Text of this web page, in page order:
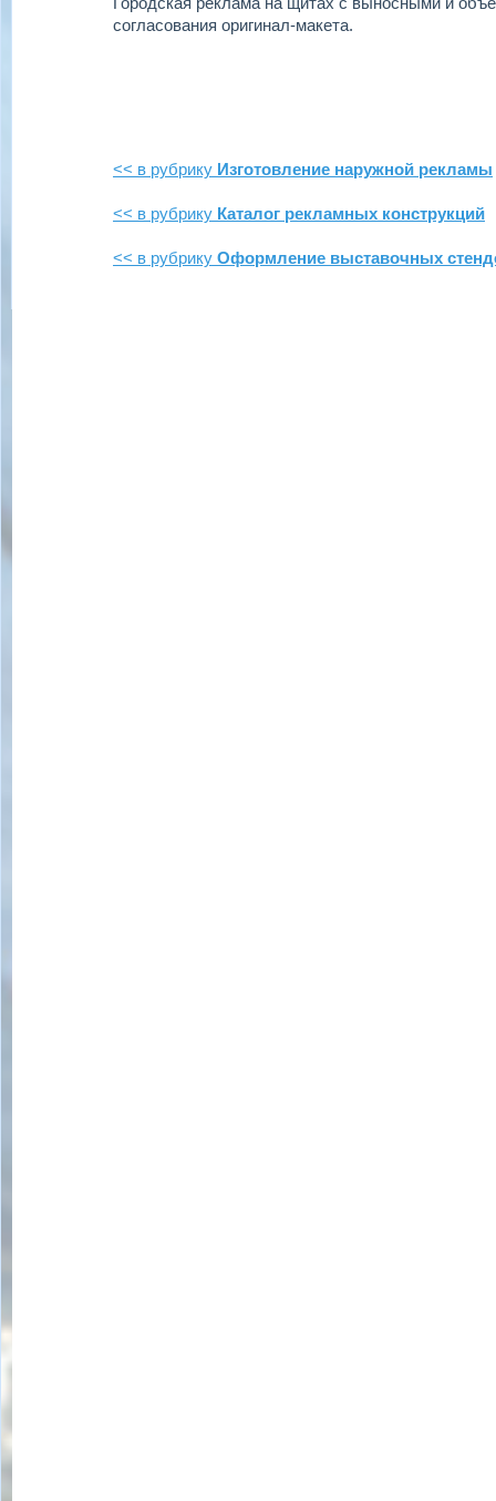
согласования оригинал-макета.
<< в рубрику Изготовление наружной рекламы
<< в рубрику Каталог рекламных конструкций
<< в рубрику Оформление выставочных